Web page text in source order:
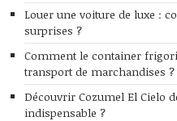
Louer une voiture de luxe :
surprises ?
Comment le container
transport de marchandises ?
Découvrir Cozumel El Cielo
indispensable ?